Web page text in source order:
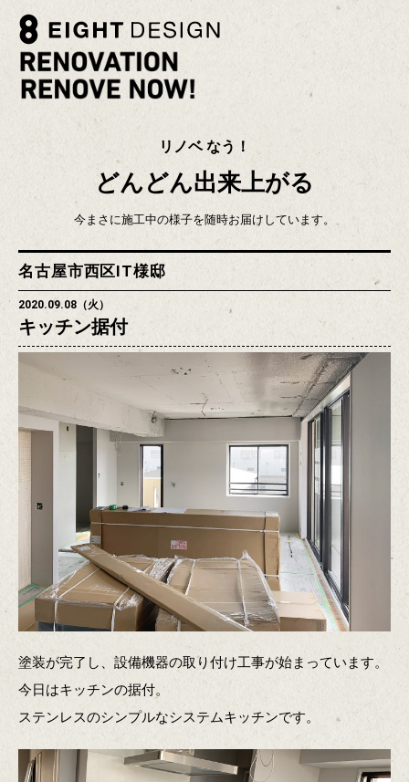
リノベ なう！
どんどん出来上がる
今まさに施工中の様子を随時お届けしています。
名古屋市西区IT様邸
2020.09.08（火）
キッチン据付
塗装が完了し、設備機器の取り付け工事が始まっています。
今日はキッチンの据付。
ステンレスのシンプルなシステムキッチンです。